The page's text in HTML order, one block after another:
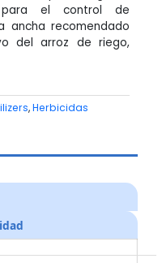
para el control de
ancha recomendado
del arroz de riego,
,Herbicidas